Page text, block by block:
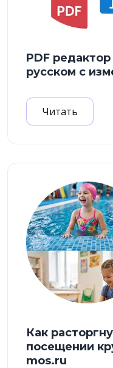
PDF
русском с
Читать
Как
посещении
mos.ru